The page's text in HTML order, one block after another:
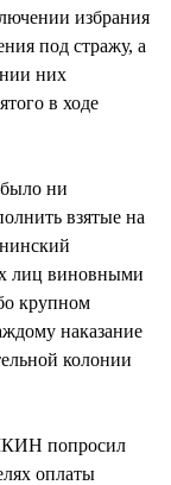
избрания
под стражу, а
них
в ходе
ни
взятые на
лиц виновными
крупном
наказание
колонии
попросил
оплаты